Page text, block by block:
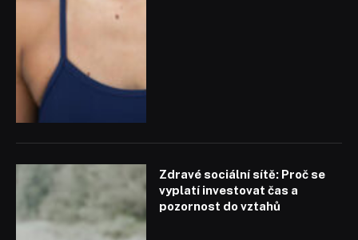
Zdravé sociální sítě: Proč se
vyplatí investovat čas a
pozornost do vztahů